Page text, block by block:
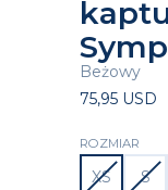
Beżowy
75,95 USD
ROZMIAR
XS S